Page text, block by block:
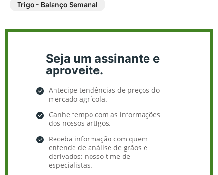
Trigo - Balanço Semanal
Seja um assinante e
aproveite.
Antecipe tendências de preços do
mercado agrícola.
Ganhe tempo com as informações
dos nossos artigos.
Receba informação com quem
entende de análise de grãos e
derivados: nosso time de
especialistas.